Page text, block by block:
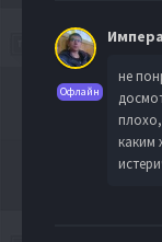
Офлайн
не
каким